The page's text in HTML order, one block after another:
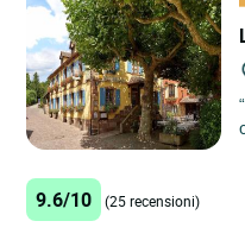
9.6/10 (25 recensioni)